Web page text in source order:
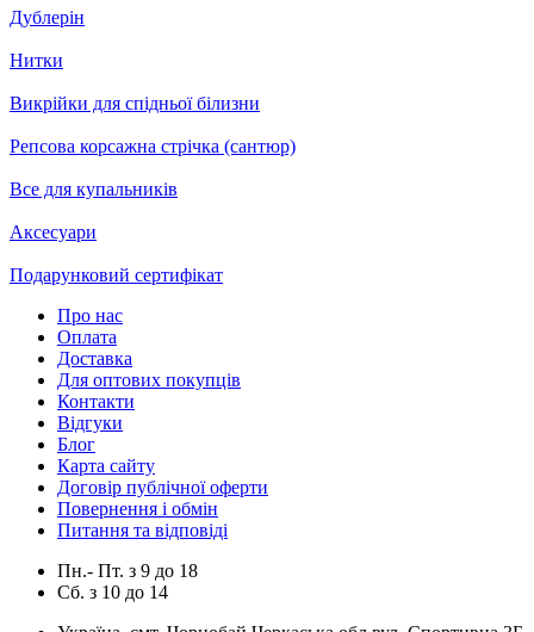
Дублерін
Нитки
Викрійки для спідньої білизни
Репсова корсажна стрічка (сантюр)
Все для купальників
Аксесуари
Подарунковий сертифікат
Про нас
Оплата
Доставка
Для оптових покупців
Контакти
Відгуки
Блог
Карта сайту
Договір публічної оферти
Повернення і обмін
Питання та відповіді
Пн.- Пт. з 9 до 18
Сб. з 10 до 14